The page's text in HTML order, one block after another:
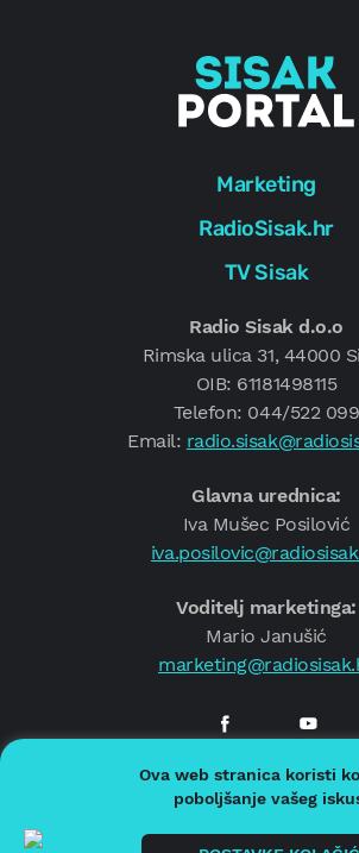
Marketing
RadioSisak.hr
TV Sisak
Radio Sisak d.o.o
Rimska ulica 31, 44000
OIB: 61181498115
Telefon: 044/522 099
Email:
Glavna urednica:
Iva Mušec Posilović
Voditelj marketinga:
Mario Janušić
© 2026.Radio Sisak
Politika privatnosti
Politika kolačića
Ova web stranica koristi
poboljšanje vašeg